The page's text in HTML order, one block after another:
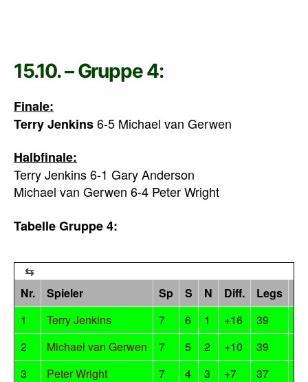
15.10. – Gruppe 4:
Finale:
Terry Jenkins6-5 Michael van Gerwen
Halbfinale:
Terry Jenkins 6-1 Gary Anderson
Michael van Gerwen 6-4 Peter Wright
Tabelle Gruppe 4:
Nr. Spieler Sp S N Diff. Legs
1
Terry Jenkins 7 6 1 +16 39
2
Michael van Gerwen 7 5 2 +10 39
3
Peter Wright 7 4 3 +7 37